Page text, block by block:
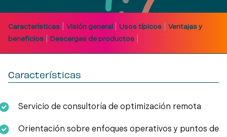
Características Visión general Usos típicos
Ventajas y
beneficios
Descargas de productos
Características
Servicio de consultoría de optimización remota
Orientación sobre enfoques operativos y puntos de